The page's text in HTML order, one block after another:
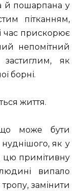
й пошарпана у
пітканням,
час прискорює
непомітний
як
борні.
життя.
може бути
як у
цю примітивну
випало
замінити